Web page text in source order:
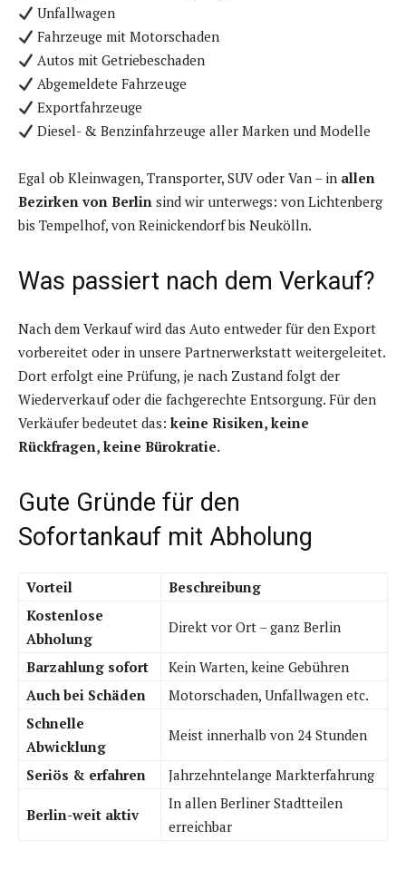
Unfallwagen
Fahrzeuge mit Motorschaden
Autos mit Getriebeschaden
Abgemeldete Fahrzeuge
Exportfahrzeuge
Diesel- & Benzinfahrzeuge aller Marken und Modelle
Egal ob Kleinwagen, Transporter, SUV oder Van – in allen
Bezirken von Berlin sind wir unterwegs: von Lichtenberg
bis Tempelhof, von Reinickendorf bis Neukölln.
Was passiert nach dem Verkauf?
Nach dem Verkauf wird das Auto entweder für den Export
vorbereitet oder in unsere Partnerwerkstatt weitergeleitet.
Dort erfolgt eine Prüfung, je nach Zustand folgt der
Wiederverkauf oder die fachgerechte Entsorgung. Für den
Verkäufer bedeutet das: keine Risiken, keine
Rückfragen, keine Bürokratie.
Gute Gründe für den
Sofortankauf mit Abholung
Vorteil
Beschreibung
Kostenlose
Abholung
Direkt vor Ort – ganz Berlin
Barzahlung sofort
Kein Warten, keine Gebühren
Auch bei Schäden
Motorschaden, Unfallwagen etc.
Schnelle
Abwicklung
Meist innerhalb von 24 Stunden
Seriös & erfahren Jahrzehntelange Markterfahrung
Berlin-weit aktiv
In allen Berliner Stadtteilen
erreichbar